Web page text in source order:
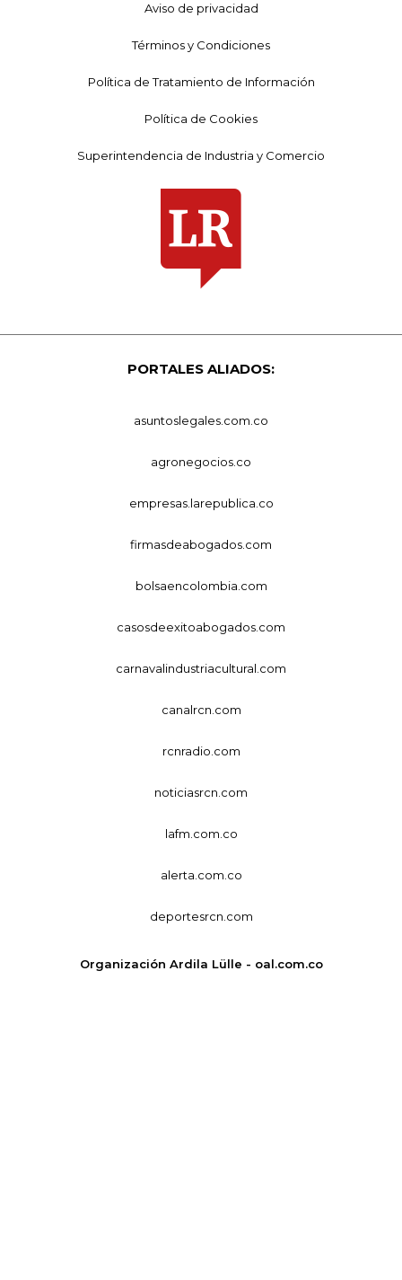
Aviso de privacidad
Términos y Condiciones
Política de Tratamiento de Información
Política de Cookies
Superintendencia de Industria y Comercio
PORTALES ALIADOS:
asuntoslegales.com.co
agronegocios.co
empresas.larepublica.co
firmasdeabogados.com
bolsaencolombia.com
casosdeexitoabogados.com
carnavalindustriacultural.com
canalrcn.com
rcnradio.com
noticiasrcn.com
lafm.com.co
alerta.com.co
deportesrcn.com
Organización Ardila Lülle - oal.com.co